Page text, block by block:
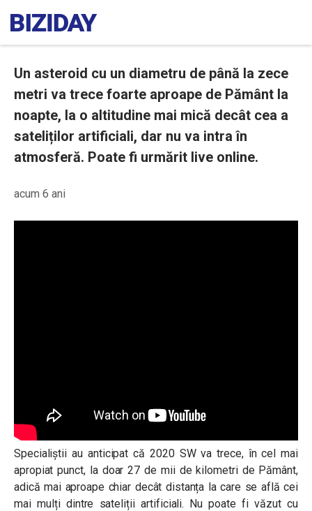
Un asteroid cu un diametru de până la zece
metri va trece foarte aproape de Pământ la
noapte, la o altitudine mai mică decât cea a
sateliților artificiali, dar nu va intra în
atmosferă. Poate fi urmărit live online.
acum 6 ani
Specialiștii au anticipat că 2020 SW va trece, în cel mai
apropiat punct, la doar 27 de mii de kilometri de Pământ,
adică mai aproape chiar decât distanța la care se află cei
mai mulți dintre sateliții artificiali. Nu poate fi văzut cu